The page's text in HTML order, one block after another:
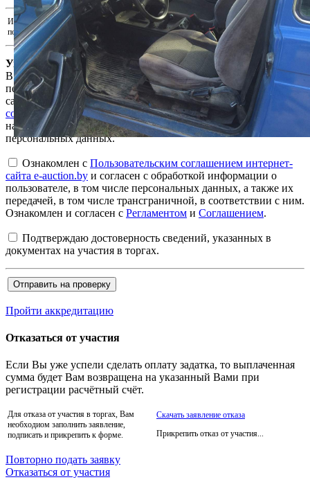
Иные документы, подтверждающие
полномочия на участие в аукционе
Прикрепить иные документы...
Уважаемый пользователь!
В соответствии с Законом Республики Беларусь «О защите
персональных данных» для продолжения работы на интернет-
сайте e-auction.by просим ознакомиться сПользовательским
соглашением интернет-сайта e-auction.byи выразить согласие
на обработку информации о пользователе, в том числе
персональных данных.
Ознакомлен с Пользовательским соглашением интернет-
сайта e-auction.by и согласен с обработкой информации о
пользователе, в том числе персональных данных, а также их
передачей, в том числе трансграничной, в соответствии с ним.
Ознакомлен и согласен с Регламентом и Соглашением.
Подтверждаю достоверность сведений, указанных в
документах на участия в торгах.
Пройти аккредитацию
Отказаться от участия
Если Вы уже успели сделать оплату задатка, то выплаченная
сумма будет Вам возвращена на указанный Вами при
регистрации расчётный счёт.
Для отказа от участия в торгах, Вам
необходиом заполнить заявление,
подписать и прикрепить к форме.
Скачать заявление отказа
Прикрепить отказ от участия...
Повторно подать заявку
Отказаться от участия